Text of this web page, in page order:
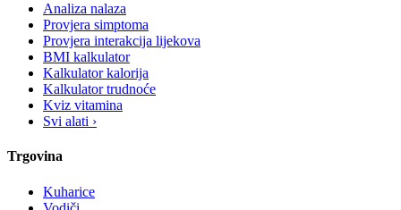
Analiza nalaza
Provjera simptoma
Provjera interakcija lijekova
BMI kalkulator
Kalkulator kalorija
Kalkulator trudnoće
Kviz vitamina
Svi alati ›
Trgovina
Kuharice